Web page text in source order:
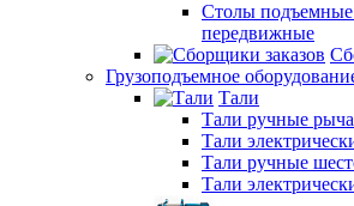
Столы подъемные
передвижные
Грузоподъемное
Тали
Тали ручные
Тали
Тали ручные
Тали